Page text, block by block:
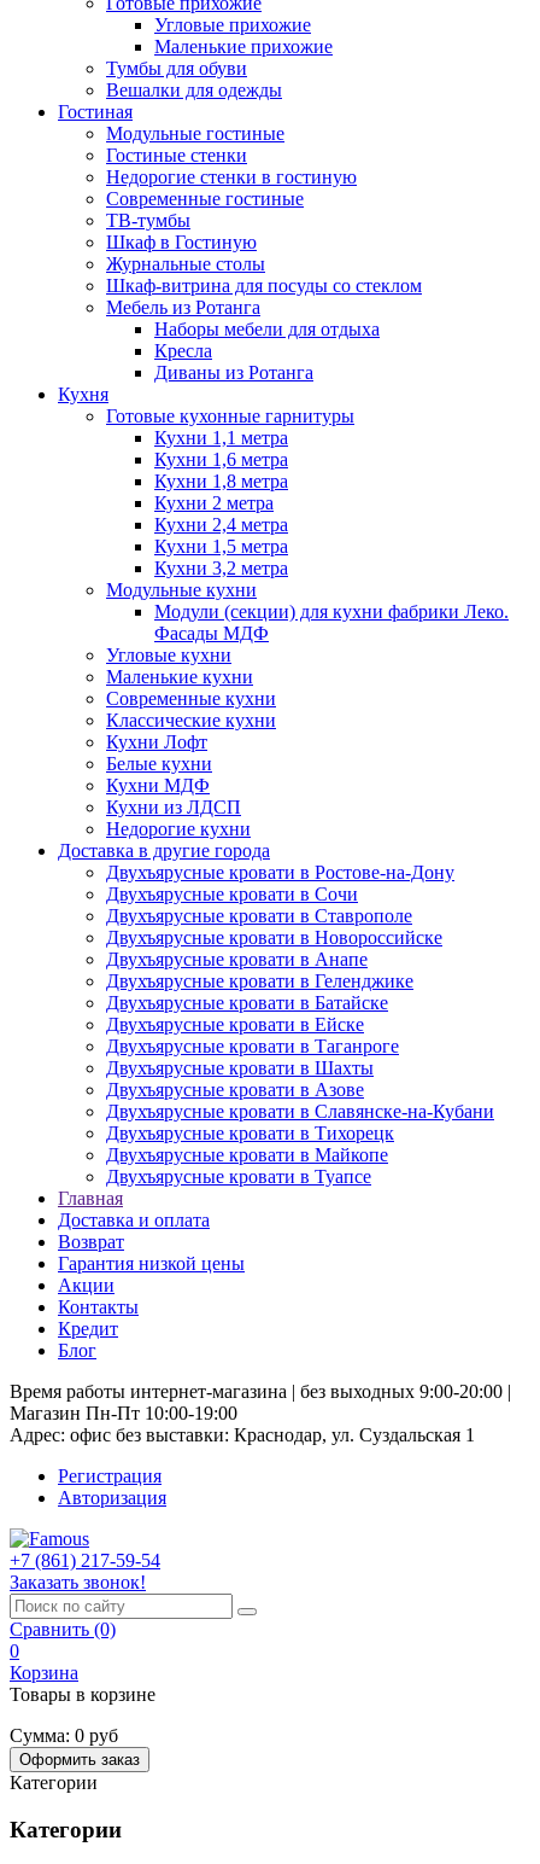
Угловые прихожие
Маленькие прихожие
Тумбы для обуви
Вешалки для одежды
Гостиная
Модульные гостиные
Гостиные стенки
Недорогие стенки в гостиную
Современные гостиные
ТВ-тумбы
Шкаф в Гостиную
Журнальные столы
Шкаф-витрина для посуды со стеклом
Мебель из Ротанга
Наборы мебели для отдыха
Кресла
Диваны из Ротанга
Кухня
Готовые кухонные гарнитуры
Кухни 1,1 метра
Кухни 1,6 метра
Кухни 1,8 метра
Кухни 2 метра
Кухни 2,4 метра
Кухни 1,5 метра
Кухни 3,2 метра
Модульные кухни
Модули (секции) для кухни фабрики Леко.
Фасады МДФ
Угловые кухни
Маленькие кухни
Современные кухни
Классические кухни
Кухни Лофт
Белые кухни
Кухни МДФ
Кухни из ЛДСП
Недорогие кухни
Доставка в другие города
Двухъярусные кровати в Ростове-на-Дону
Двухъярусные кровати в Сочи
Двухъярусные кровати в Ставрополе
Двухъярусные кровати в Новороссийске
Двухъярусные кровати в Анапе
Двухъярусные кровати в Геленджике
Двухъярусные кровати в Батайске
Двухъярусные кровати в Ейске
Двухъярусные кровати в Таганроге
Двухъярусные кровати в Шахты
Двухъярусные кровати в Азове
Двухъярусные кровати в Славянске-на-Кубани
Двухъярусные кровати в Тихорецк
Двухъярусные кровати в Майкопе
Двухъярусные кровати в Туапсе
Главная
Доставка и оплата
Возврат
Гарантия низкой цены
Акции
Контакты
Кредит
Блог
Время работы интернет-магазина | без выходных 9:00-20:00 |
Магазин Пн-Пт 10:00-19:00
Адрес: офис без выставки: Краснодар, ул. Суздальская 1
Регистрация
Авторизация
+7 (861) 217-59-54
Заказать звонок!
Сравнить (0)
0
Корзина
Товары в корзине
Сумма: 0 руб
Оформить заказ
Категории
Категории